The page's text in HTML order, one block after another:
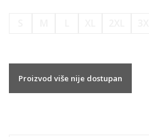
Proizvod više nije dostupan